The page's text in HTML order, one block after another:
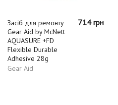
Засіб для ремонту
Gear Aid by McNett
AQUASURE +FD
Flexible Durable
Adhesive 28g
Gear Aid
714 грн